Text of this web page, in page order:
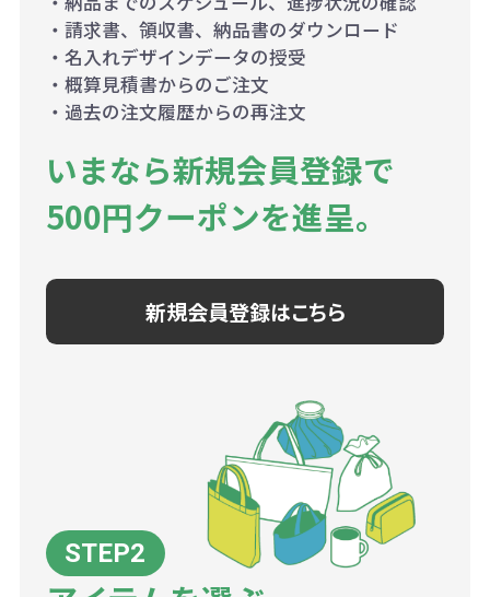
・請求書、領収書、納品書のダウンロード
・名入れデザインデータの授受
・概算見積書からのご注文
・過去の注文履歴からの再注文
いまなら新規会員登録で
500円クーポンを進呈。
新規会員登録はこちら